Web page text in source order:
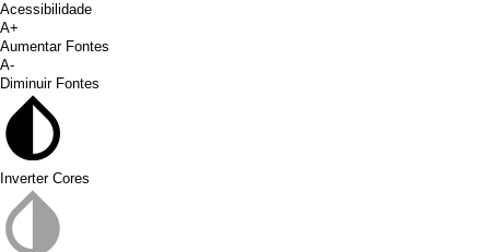
Acessibilidade
A+
Aumentar Fontes
A-
Diminuir Fontes
Inverter Cores